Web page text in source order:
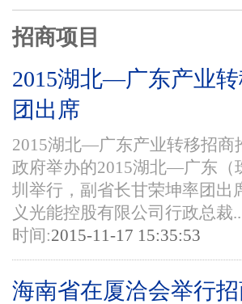
招商项目
2015湖北—广东产业
团出席
2015湖北—广东产业转移招商
政府举办的2015湖北—广东（
圳举行，副省长甘荣坤率团出
义光能控股有限公司行政总裁
时间:2015-11-17 15:35:53
海南省在厦洽会举行